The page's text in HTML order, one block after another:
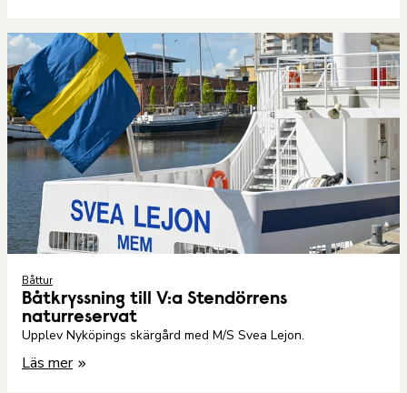
Båttur
Båtkryssning till V:a Stendörrens
naturreservat
Upplev Nyköpings skärgård med M/S Svea Lejon.
Läs mer